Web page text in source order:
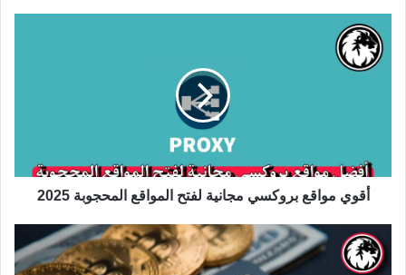
أقوي مواقع بروكسي مجانية لفتح المواقع المحجوبة 2025